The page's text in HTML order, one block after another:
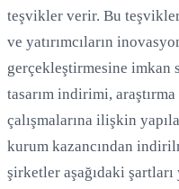
Yükleniyor...
teşvikler verir. Bu
ve yatırımcıların
gerçekleştirmesine imkan
tasarım indirimi,
çalışmalarına ilişkin
kurum kazancından
şirketler aşağıdaki